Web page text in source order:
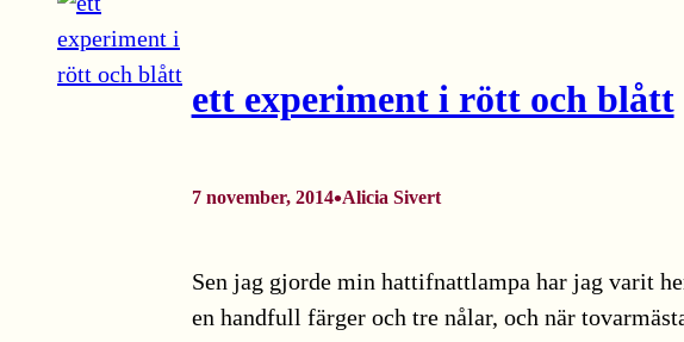
ett experiment i rött och blått
7 november, 2014•Alicia Sivert
Sen jag gjorde min hattifnattlampa har jag varit
en handfull färger och tre nålar, och när